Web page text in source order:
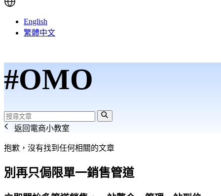
English
繁體中文
#OMO
返回電商小教室
抱歉，沒有找到任何相關的文章
別再只侷限單一銷售管道